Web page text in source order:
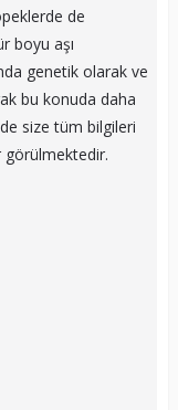
de
boyu aşı
genetik olarak ve
bu konuda daha
size tüm bilgileri
görülmektedir.